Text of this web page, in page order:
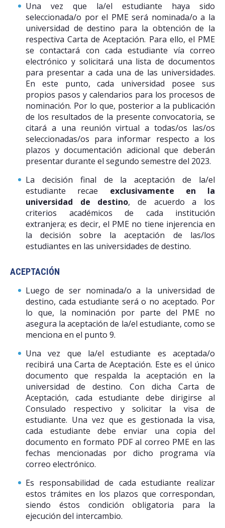
Una vez que la/el estudiante haya sido
seleccionada/o por el PME será nominada/o a la
universidad de destino para la obtención de la
respectiva Carta de Aceptación. Para ello, el PME
se contactará con cada estudiante vía correo
electrónico y solicitará una lista de documentos
para presentar a cada una de las universidades.
En este punto, cada universidad posee sus
propios pasos y calendarios para los procesos de
nominación. Por lo que, posterior a la publicación
de los resultados de la presente convocatoria, se
citará a una reunión virtual a todas/os las/os
seleccionadas/os para informar respecto a los
plazos y documentación adicional que deberán
presentar durante el segundo semestre del 2023.
La decisión final de la aceptación de la/el
estudiante recae exclusivamente en la
universidad de destino, de acuerdo a los
criterios académicos de cada institución
extranjera; es decir, el PME no tiene injerencia en
la decisión sobre la aceptación de las/los
estudiantes en las universidades de destino.
ACEPTACIÓN
Luego de ser nominada/o a la universidad de
destino, cada estudiante será o no aceptado. Por
lo que, la nominación por parte del PME no
asegura la aceptación de la/el estudiante, como se
menciona en el punto 9.
Una vez que la/el estudiante es aceptada/o
recibirá una Carta de Aceptación. Este es el único
documento que respalda la aceptación en la
universidad de destino. Con dicha Carta de
Aceptación, cada estudiante debe dirigirse al
Consulado respectivo y solicitar la visa de
estudiante. Una vez que es gestionada la visa,
cada estudiante debe enviar una copia del
documento en formato PDF al correo PME en las
fechas mencionadas por dicho programa vía
correo electrónico.
Es responsabilidad de cada estudiante realizar
estos trámites en los plazos que correspondan,
siendo éstos condición obligatoria para la
ejecución del intercambio.